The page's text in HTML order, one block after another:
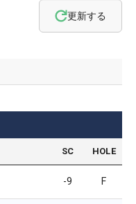
更新する
SC HOLE
-9 F